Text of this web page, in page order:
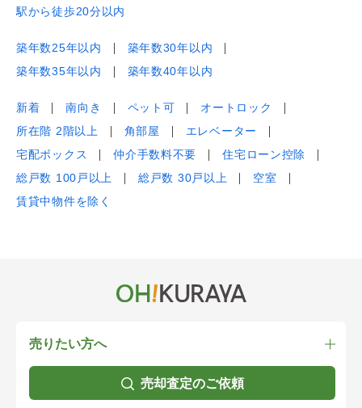
駅から徒歩20分以内
築年数25年以内
築年数30年以内
築年数35年以内
築年数40年以内
新着 南向き ペット可
オートロック
所在階 2階以上
角部屋
エレベーター
宅配ボックス
仲介手数料不要
住宅ローン控除
総戸数 100戸以上
総戸数 30戸以上
空室
賃貸中物件を除く
売りたい方へ
売却査定のご依頼